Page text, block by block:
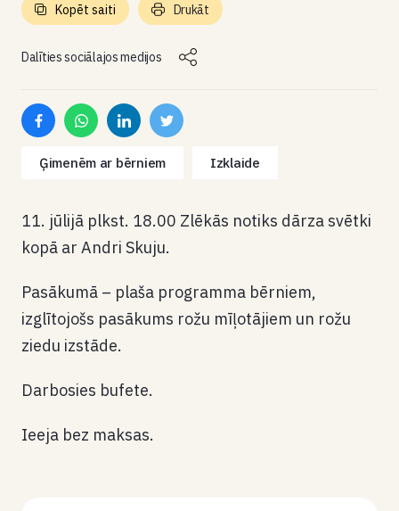
Dalīties sociālajos medijos
Kopēt saiti Drukāt
Ģimenēm ar bērniem Izklaide
11. jūlijā plkst. 18.00 Zlēkās notiks dārza svētki
kopā ar Andri Skuju.
Pasākumā – plaša programma bērniem,
izglītojošs pasākums rožu mīļotājiem un rožu
ziedu izstāde.
Darbosies bufete.
Ieeja bez maksas.